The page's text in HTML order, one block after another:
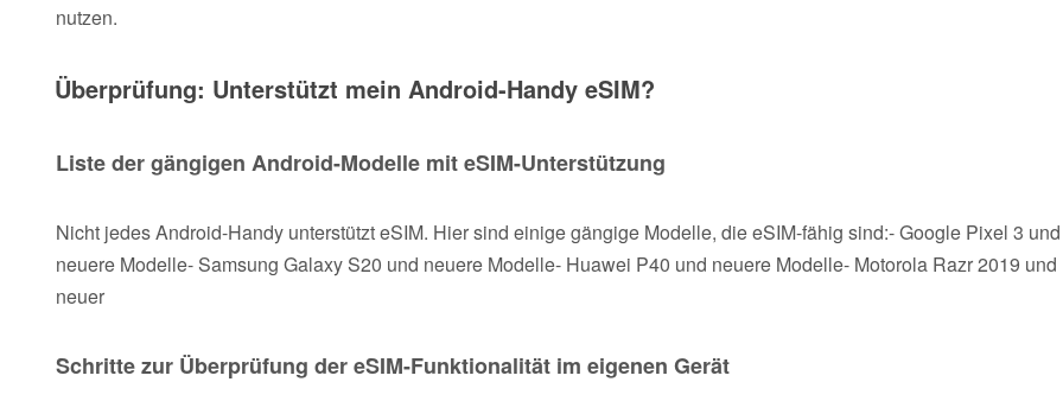
nutzen.
Überprüfung: Unterstützt mein Android-Handy eSIM?
Liste der gängigen Android-Modelle mit eSIM-Unterstützung
Nicht jedes Android-Handy unterstützt eSIM. Hier sind einige gängige Modelle, die eSIM-fähig sind:- Google Pixel 3 und
neuere Modelle- Samsung Galaxy S20 und neuere Modelle- Huawei P40 und neuere Modelle- Motorola Razr 2019 und
neuer
Schritte zur Überprüfung der eSIM-Funktionalität im eigenen Gerät